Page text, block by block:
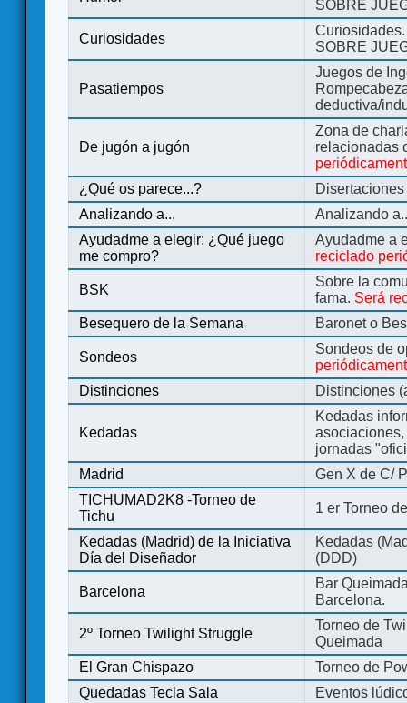
SOBRE
Curiosidades
SOBRE
Pasatiempos
Juegos de
deductiva/
De jugón a jugón
Zona de
relacionadas
¿Qué os parece...?
Analizando a...
Analizando
Ayudadme a elegir: ¿Qué juego
me compro?
Ayudadme a
reciclado
BSK
Sobre la
fama. Será
Besequero de la Semana
Baronet o
Sondeos
Sondeos de
Distinciones
Distinciones
Kedadas
Kedadas
jornadas
Madrid
Gen X de C/
TICHUMAD2K8 -Torneo de
Tichu
1 er Torneo
Kedadas (Madrid) de la Iniciativa
Día del Diseñador
Kedadas
(DDD)
Barcelona
Bar
Barcelona.
2º Torneo Twilight Struggle
Torneo de
Queimada
El Gran Chispazo
Torneo de
Quedadas Tecla Sala
Eventos